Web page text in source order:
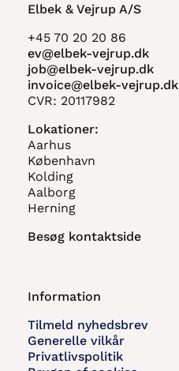
Elbek & Vejrup A/S
+45 70 20 20 86
ev@elbek-vejrup.dk
job@elbek-vejrup.dk
invoice@elbek-vejrup.dk
CVR: 20117982
Lokationer:
Aarhus
København
Kolding
Aalborg
Herning
Besøg kontaktside
Information
Tilmeld nyhedsbrev
Generelle vilkår
Privatlivspolitik